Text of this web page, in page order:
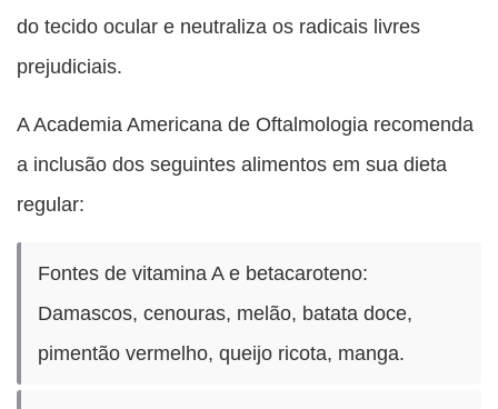
do tecido ocular e neutraliza os radicais livres
prejudiciais.
A Academia Americana de Oftalmologia recomenda
a inclusão dos seguintes alimentos em sua dieta
regular:
Fontes de vitamina A e betacaroteno:
Damascos, cenouras, melão, batata doce,
pimentão vermelho, queijo ricota, manga.